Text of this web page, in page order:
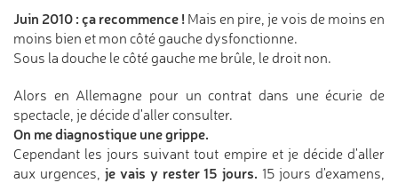
Juin 2010 : ça recommence ! Mais en pire, je vois de moins en
moins bien et mon côté gauche dysfonctionne.
Sous la douche le côté gauche me brûle, le droit non.
Alors en Allemagne pour un contrat dans une écurie de
spectacle, je décide d'aller consulter.
On me diagnostique une grippe.
Cependant les jours suivant tout empire et je décide d'aller
aux urgences, je vais y rester 15 jours.15 jours d'examens,